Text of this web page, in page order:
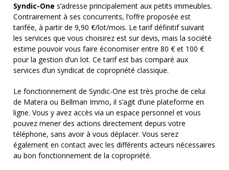
Syndic-One s’adresse principalement aux petits immeubles.
Contrairement à ses concurrents, l’offre proposée est
tarifée, à partir de 9,90 €/lot/mois. Le tarif définitif suivant
les services que vous choisirez est sur devis, mais la société
estime pouvoir vous faire économiser entre 80 € et 100 €
pour la gestion d’un lot. Ce tarif est bas comparé aux
services d’un syndicat de copropriété classique.
Le fonctionnement de Syndic-One est très proche de celui
de Matera ou Bellman Immo, il s’agit d’une plateforme en
ligne. Vous y avez accès via un espace personnel et vous
pouvez mener des actions directement depuis votre
téléphone, sans avoir à vous déplacer. Vous serez
également en contact avec les différents acteurs nécessaires
au bon fonctionnement de la copropriété.